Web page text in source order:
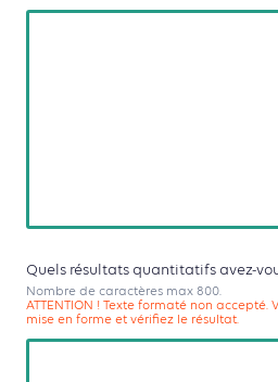
Quels résultats quantitatifs avez-
Nombre de caractères max 800.
ATTENTION ! Texte formaté non accepté.
mise en forme et vérifiez le résultat.